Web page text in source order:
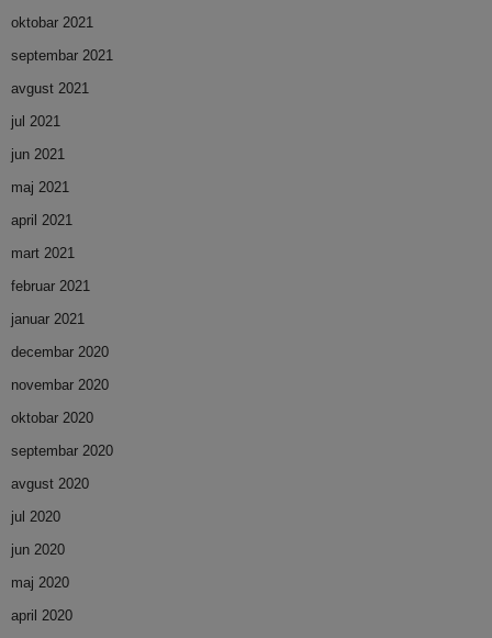
oktobar 2021
septembar 2021
avgust 2021
jul 2021
jun 2021
maj 2021
april 2021
mart 2021
februar 2021
januar 2021
decembar 2020
novembar 2020
oktobar 2020
septembar 2020
avgust 2020
jul 2020
jun 2020
maj 2020
april 2020